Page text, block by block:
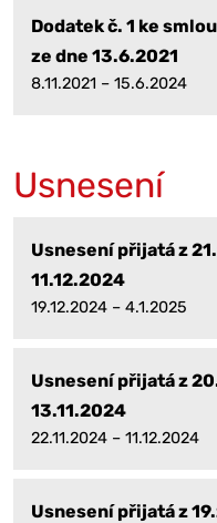
Dodatek č. 1 ke
ze dne 13.6.2021
8.11.2021 – 15.6.2024
Usnesení
Usnesení přijatá z
11.12.2024
19.12.2024 – 4.1.2025
Usnesení přijatá z
13.11.2024
22.11.2024 – 11.12.2024
Usnesení přijatá z